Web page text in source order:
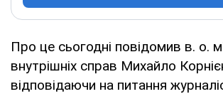
Про це сьогодні повідомив в. о.
внутрішніх справ Михайло
відповідаючи на питання